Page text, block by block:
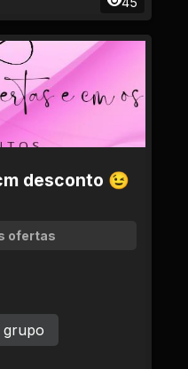
desconto 😉
ofertas